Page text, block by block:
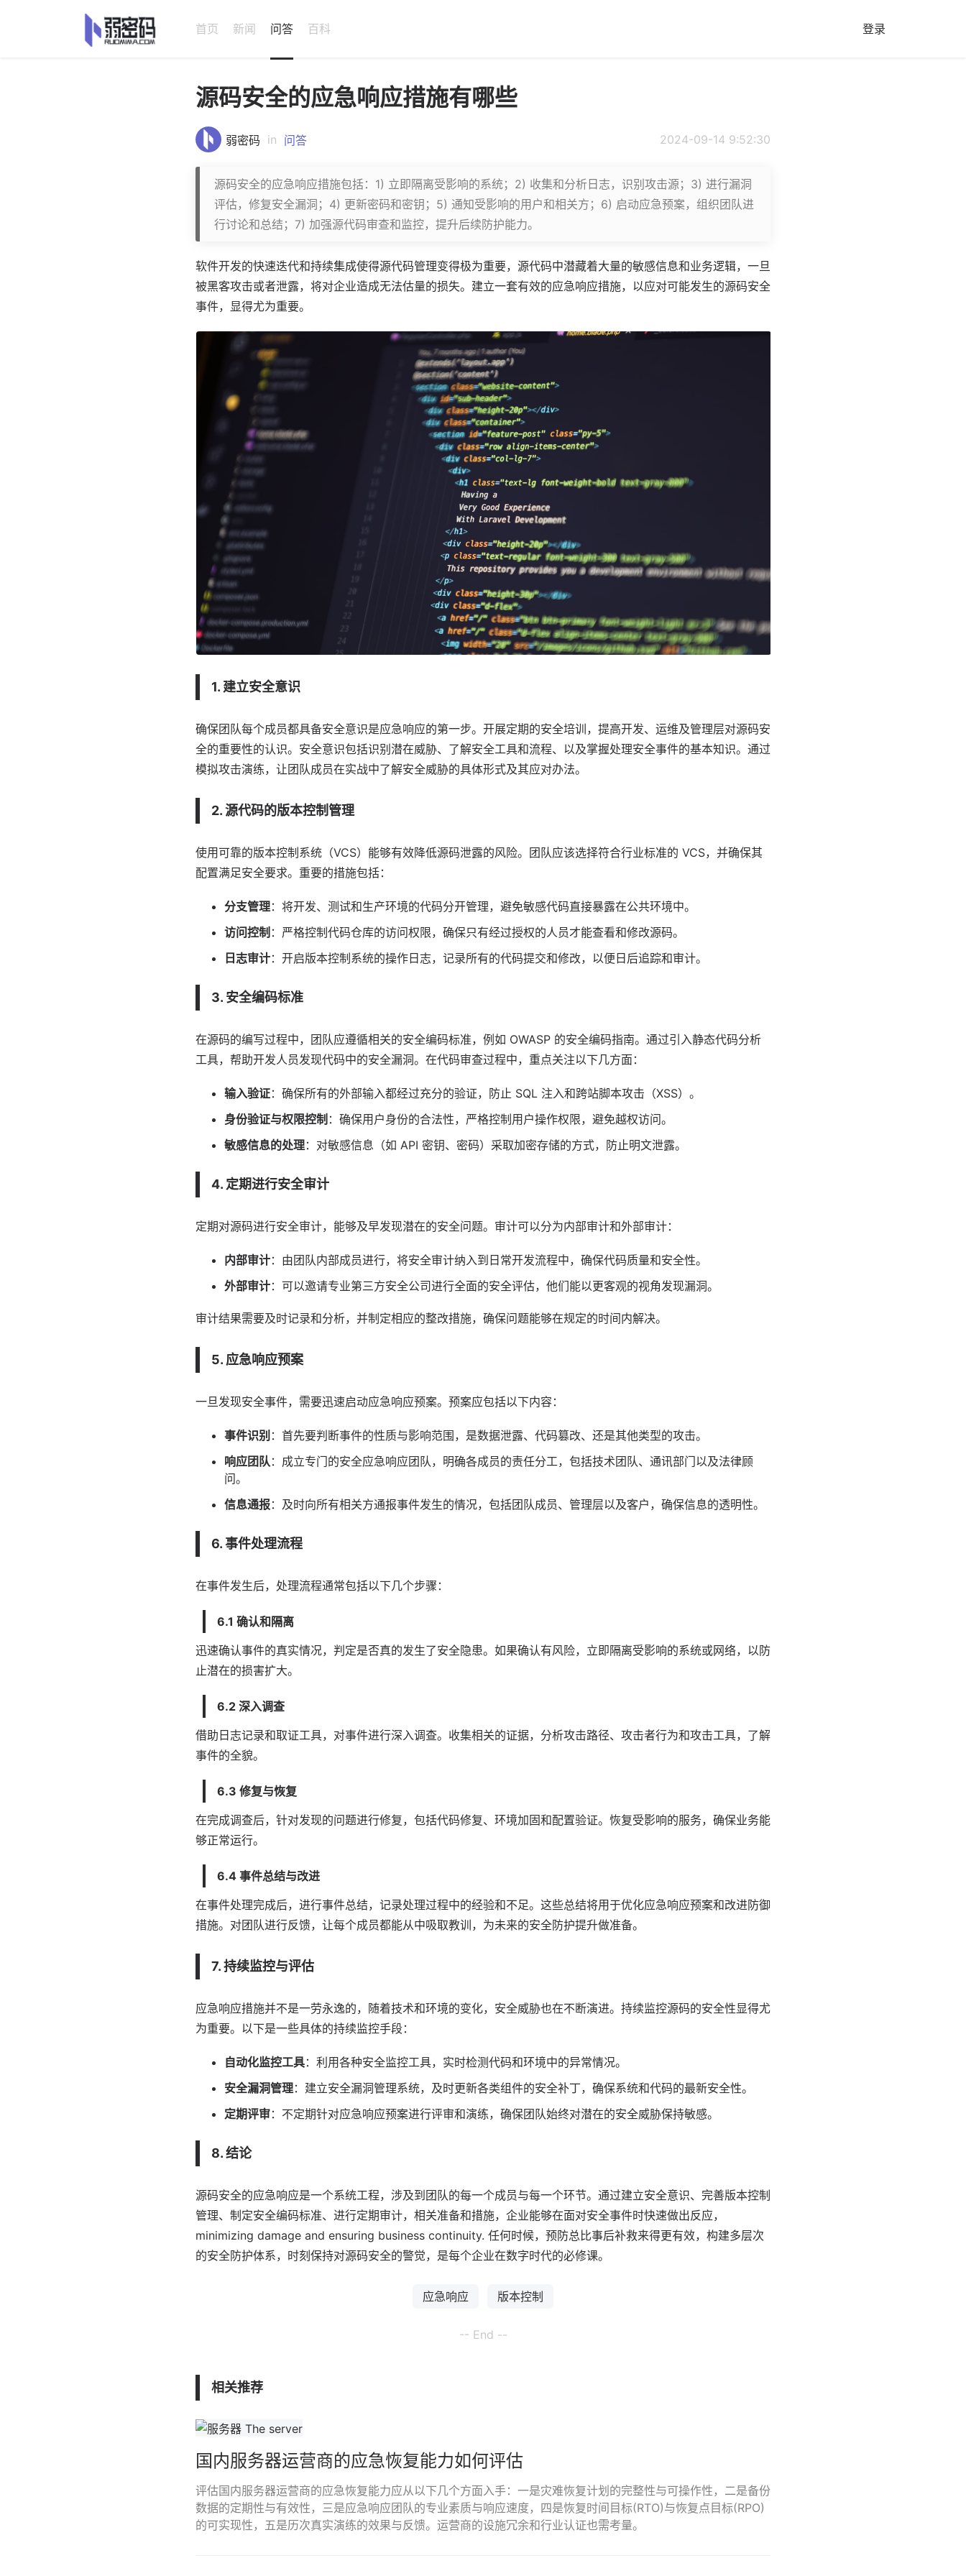
首页 新闻 问答 百科 登录
源码安全的应急响应措施有哪些
弱密码 in 问答 2024-09-14 9:52:30
源码安全的应急响应措施包括：1) 立即隔离受影响的系统；2) 收集和分析日志，识别攻击源；3) 进行漏洞
评估，修复安全漏洞；4) 更新密码和密钥；5) 通知受影响的用户和相关方；6) 启动应急预案，组织团队进
行讨论和总结；7) 加强源代码审查和监控，提升后续防护能力。
软件开发的快速迭代和持续集成使得源代码管理变得极为重要，源代码中潜藏着大量的敏感信息和业务逻辑，一旦
被黑客攻击或者泄露，将对企业造成无法估量的损失。建立一套有效的应急响应措施，以应对可能发生的源码安全
事件，显得尤为重要。
1. 建立安全意识
确保团队每个成员都具备安全意识是应急响应的第一步。开展定期的安全培训，提高开发、运维及管理层对源码安
全的重要性的认识。安全意识包括识别潜在威胁、了解安全工具和流程、以及掌握处理安全事件的基本知识。通过
模拟攻击演练，让团队成员在实战中了解安全威胁的具体形式及其应对办法。
2. 源代码的版本控制管理
使用可靠的版本控制系统（VCS）能够有效降低源码泄露的风险。团队应该选择符合行业标准的 VCS，并确保其
配置满足安全要求。重要的措施包括：
分支管理：将开发、测试和生产环境的代码分开管理，避免敏感代码直接暴露在公共环境中。
访问控制 ：严格控制代码仓库的访问权限，确保只有经过授权的人员才能查看和修改源码。
日志审计：开启版本控制系统的操作日志，记录所有的代码提交和修改，以便日后追踪和审计。
3. 安全编码标准
在源码的编写过程中，团队应遵循相关的安全编码标准，例如 OWASP 的安全编码指南。通过引入静态代码分析
工具，帮助开发人员发现代码中的安全漏洞。在代码审查过程中，重点关注以下几方面：
输入验证：确保所有的外部输入都经过充分的验证，防止 SQL 注入和跨站脚本攻击（XSS）。
身份验证与权限控制 ：确保用户身份的合法性，严格控制用户操作权限，避免越权访问。
敏感信息的处理：对敏感信息（如 API 密钥、密码）采取加密存储的方式，防止明文泄露。
4. 定期进行安全审计
定期对源码进行安全审计，能够及早发现潜在的安全问题。审计可以分为内部审计和外部审计：
内部审计：由团队内部成员进行，将安全审计纳入到日常开发流程中，确保代码质量和安全性。
外部审计：可以邀请专业第三方安全公司进行全面的安全评估，他们能以更客观的视角发现漏洞。
审计结果需要及时记录和分析，并制定相应的整改措施，确保问题能够在规定的时间内解决。
5. 应急响应预案
一旦发现安全事件，需要迅速启动应急响应预案。预案应包括以下内容：
事件识别 ：首先要判断事件的性质与影响范围，是数据泄露、代码篡改、还是其他类型的攻击。
响应团队：成立专门的安全应急响应团队，明确各成员的责任分工，包括技术团队、通讯部门以及法律顾
问。
信息通报：及时向所有相关方通报事件发生的情况，包括团队成员、管理层以及客户，确保信息的透明性。
6. 事件处理流程
在事件发生后，处理流程通常包括以下几个步骤：
6.1 确认和隔离
迅速确认事件的真实情况，判定是否真的发生了安全隐患。如果确认有风险，立即隔离受影响的系统或网络，以防
止潜在的损害扩大。
6.2 深入调查
借助日志记录和取证工具，对事件进行深入调查。收集相关的证据，分析攻击路径、攻击者行为和攻击工具，了解
事件的全貌。
6.3 修复与恢复
在完成调查后，针对发现的问题进行修复，包括代码修复、环境加固和配置验证。恢复受影响的服务，确保业务能
够正常运行。
6.4 事件总结与改进
在事件处理完成后，进行事件总结，记录处理过程中的经验和不足。这些总结将用于优化应急响应预案和改进防御
措施。对团队进行反馈，让每个成员都能从中吸取教训，为未来的安全防护提升做准备。
7. 持续监控与评估
应急响应措施并不是一劳永逸的，随着技术和环境的变化，安全威胁也在不断演进。持续监控源码的安全性显得尤
为重要。以下是一些具体的持续监控手段：
自动化监控工具：利用各种安全监控工具，实时检测代码和环境中的异常情况。
安全漏洞管理：建立安全漏洞管理系统，及时更新各类组件的安全补丁，确保系统和代码的最新安全性。
定期评审：不定期针对应急响应预案进行评审和演练，确保团队始终对潜在的安全威胁保持敏感。
8. 结论
源码安全的应急响应是一个系统工程，涉及到团队的每一个成员与每一个环节。通过建立安全意识、完善版本控制
管理、制定安全编码标准、进行定期审计，相关准备和措施，企业能够在面对安全事件时快速做出反应，
minimizing damage and ensuring business continuity. 任何时候，预防总比事后补救来得更有效，构建多层次
的安全防护体系，时刻保持对源码安全的警觉，是每个企业在数字时代的必修课。
应急响应 版本控制
-- End --
相关推荐
国内服务器运营商的应急恢复能力如何评估
评估国内服务器运营商的应急恢复能力应从以下几个方面入手：一是灾难恢复计划的完整性与可操作性，二是备份
数据的定期性与有效性，三是应急响应团队的专业素质与响应速度，四是恢复时间目标(RTO)与恢复点目标(RPO)
的可实现性，五是历次真实演练的效果与反馈。运营商的设施冗余和行业认证也需考量。